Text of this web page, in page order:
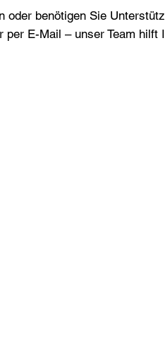
benötigen Sie
E-Mail – unser Team hilft